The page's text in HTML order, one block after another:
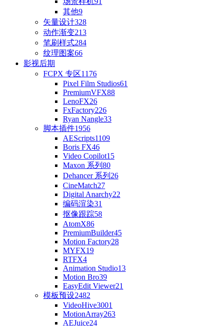
其他9
矢量设计328
动作渐变213
笔刷样式284
纹理图案66
影视后期
FCPX 专区1176
Pixel Film Studios61
PremiumVFX88
LenoFX26
FxFactory226
Ryan Nangle33
脚本插件1956
AEScripts1109
Boris FX46
Video Copilot15
Maxon 系列 80
Dehancer 系列 26
CineMatch27
Digital Anarchy22
编码渲染31
抠像跟踪58
AtomX86
PremiumBuilder45
Motion Factory28
MYFX19
RTFX4
Animation Studio13
Motion Bro39
EasyEdit Viewer21
模板预设2482
VideoHive3001
MotionArray263
AEJuice24